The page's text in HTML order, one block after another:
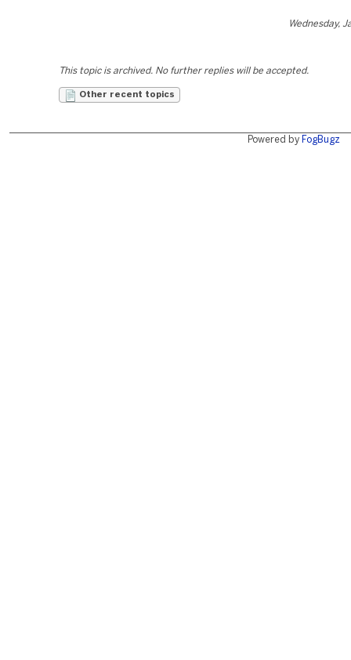
Wednesday,
This topic is archived. No further replies will be accepted.
Other recent topics
Powered by FogBugz